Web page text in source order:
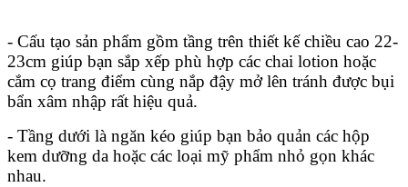
- Cấu tạo sản phẩm gồm tầng trên thiết kế chiều cao 22-
23cm giúp bạn sắp xếp phù hợp các chai lotion hoặc
cắm cọ trang điểm cùng nắp đậy mở lên tránh được bụi
bẩn xâm nhập rất hiệu quả.
- Tầng dưới là ngăn kéo giúp bạn bảo quản các hộp
kem dưỡng da hoặc các loại mỹ phẩm nhỏ gọn khác
nhau.